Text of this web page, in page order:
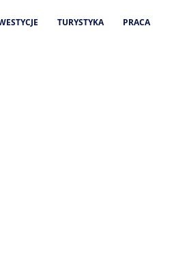
TURYSTYKA PRACA